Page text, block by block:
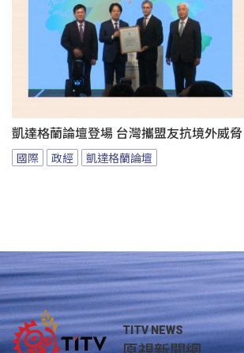
凱達格蘭論壇登場 台灣攜盟友抗境外威脅
國際 政經 凱達格蘭論壇
TITV NEWS